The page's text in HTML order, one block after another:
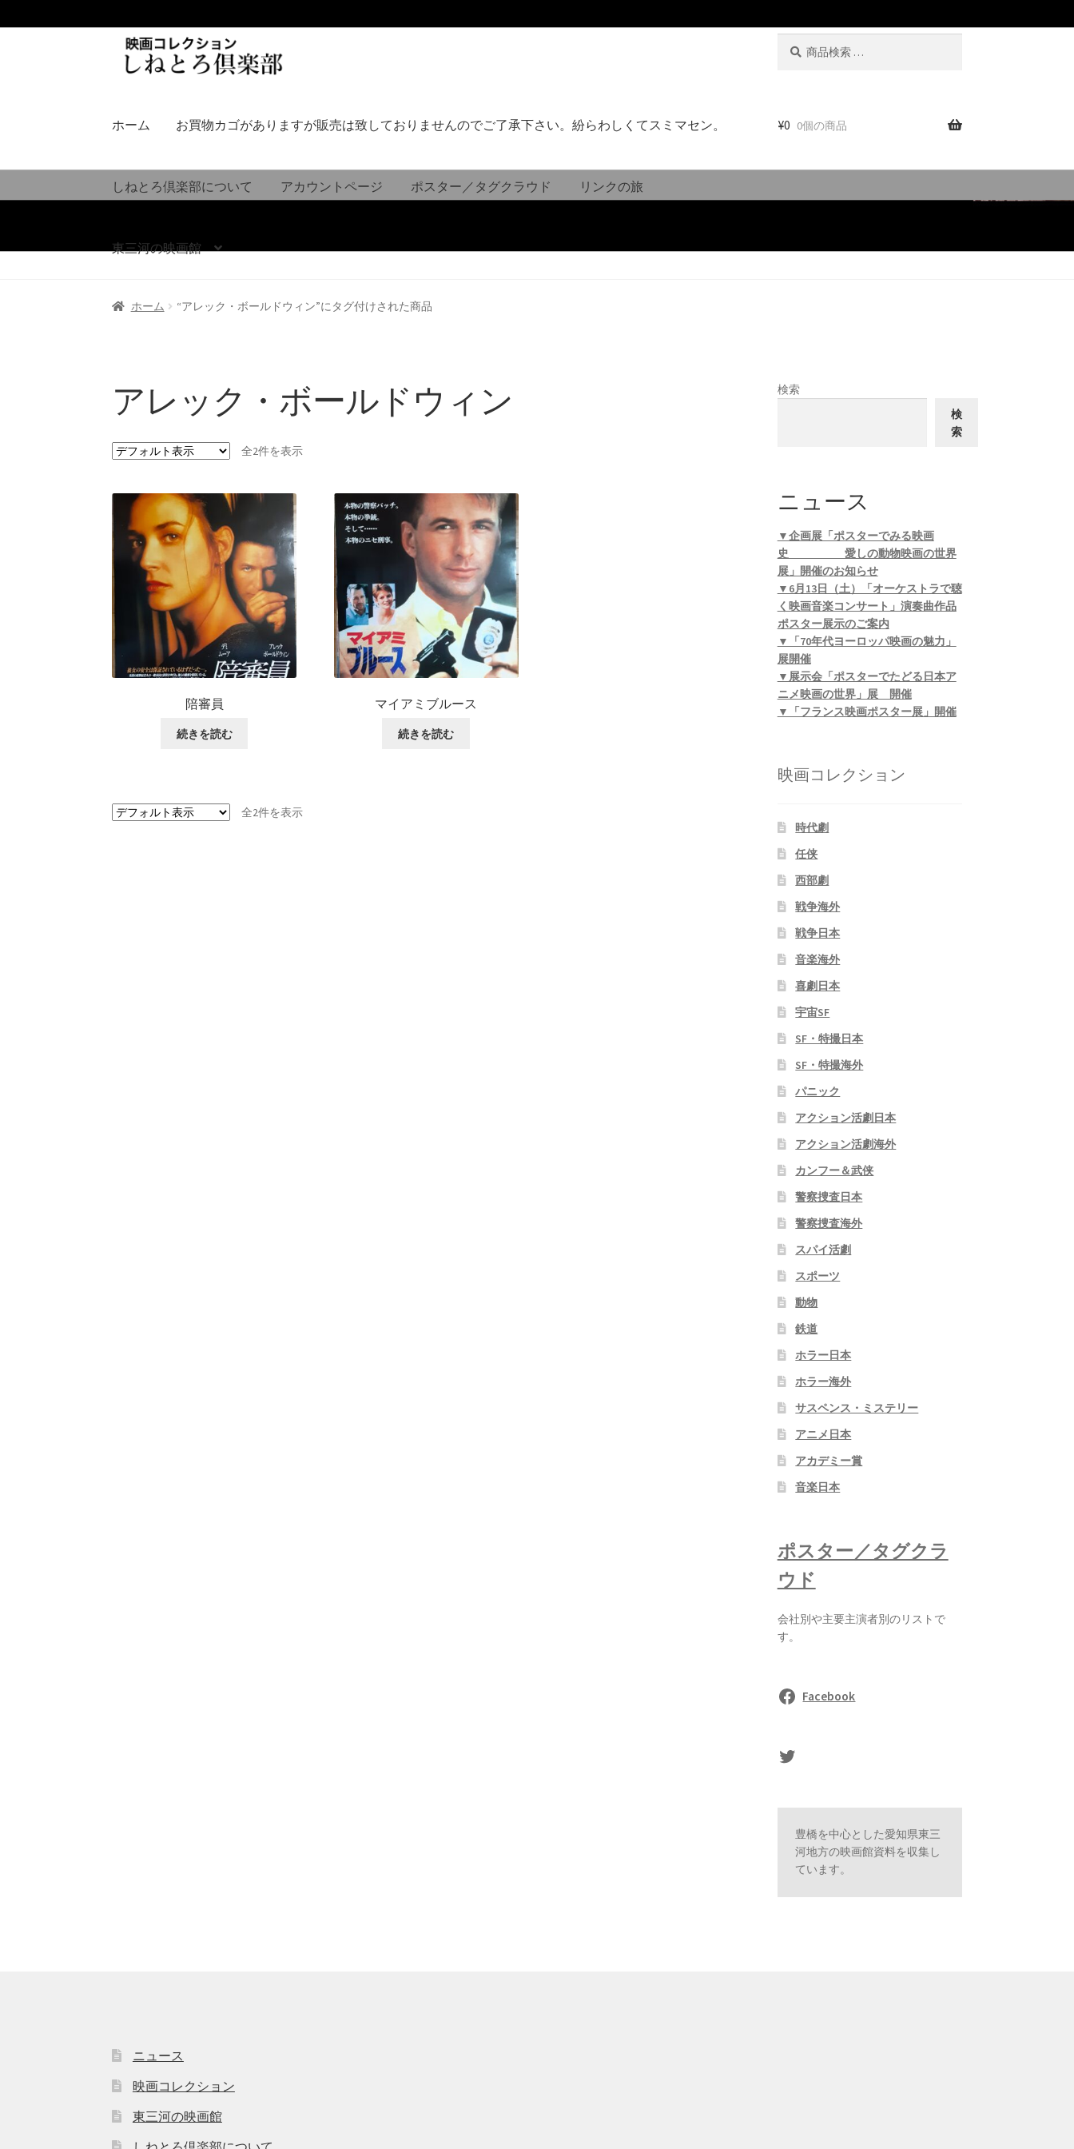
シ
へ
ス
ッ
ツ
キ
ッ
ホーム お買物カゴがありますが販売は致しておりませんのでご了承下さい。紛らわしくてスミマセン。
しねとろ倶楽部について アカウントページ ポスター／タグクラウド リンクの旅
東三河の映画館
¥0 0個の商品
ホーム “アレック・ボールドウィン”にタグ付けされた商品
アレック・ボールドウィン
全2件を表示
陪審員
続きを読む
マイアミブルース
続きを読む
全2件を表示
検索
検
索
ニュース
▼企画展「ポスターでみる映画
史 愛しの動物映画の世界
展」開催のお知らせ
▼6月13日（土）「オーケストラで聴
く映画音楽コンサート」演奏曲作品
ポスター展示のご案内
▼「70年代ヨーロッパ映画の魅力」
展開催
▼展示会「ポスターでたどる日本ア
ニメ映画の世界」展 開催
▼「フランス映画ポスター展」開催
映画コレクション
時代劇
任侠
西部劇
戦争海外
戦争日本
音楽海外
喜劇日本
宇宙SF
SF・特撮日本
SF・特撮海外
パニック
アクション活劇日本
アクション活劇海外
カンフー＆武侠
警察捜査日本
警察捜査海外
スパイ活劇
スポーツ
動物
鉄道
ホラー日本
ホラー海外
サスペンス・ミステリー
アニメ日本
アカデミー賞
音楽日本
ポスター／タグクラ
ウド
会社別や主要主演者別のリストで
す。
Facebook
sasaki's Twitter
豊橋を中心とした愛知県東三
河地方の映画館資料を収集し
ています。
ニュース
映画コレクション
東三河の映画館